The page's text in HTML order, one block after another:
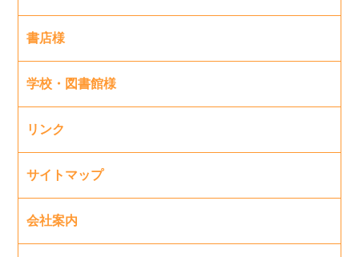
書店様
学校・図書館様
リンク
サイトマップ
会社案内